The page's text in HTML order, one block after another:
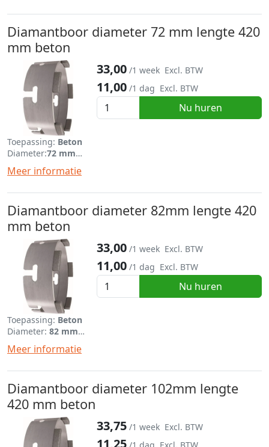
Diamantboor diameter 72 mm lengte 420
mm beton
11,00 /1 dag Excl. BTW
33,00 /1 week Excl. BTW
Nu huren
Toepassing: Beton
Diameter:72 mm
Meer informatie
Diamantboor diameter 82mm lengte 420
mm beton
11,00 /1 dag Excl. BTW
33,00 /1 week Excl. BTW
Nu huren
Toepassing: Beton
Diameter: 82 mm
Lengte:
420 mm
Meer informatie
Diamantboor diameter 102mm lengte
420 mm beton
11,25
33,75 /1 week Excl. BTW